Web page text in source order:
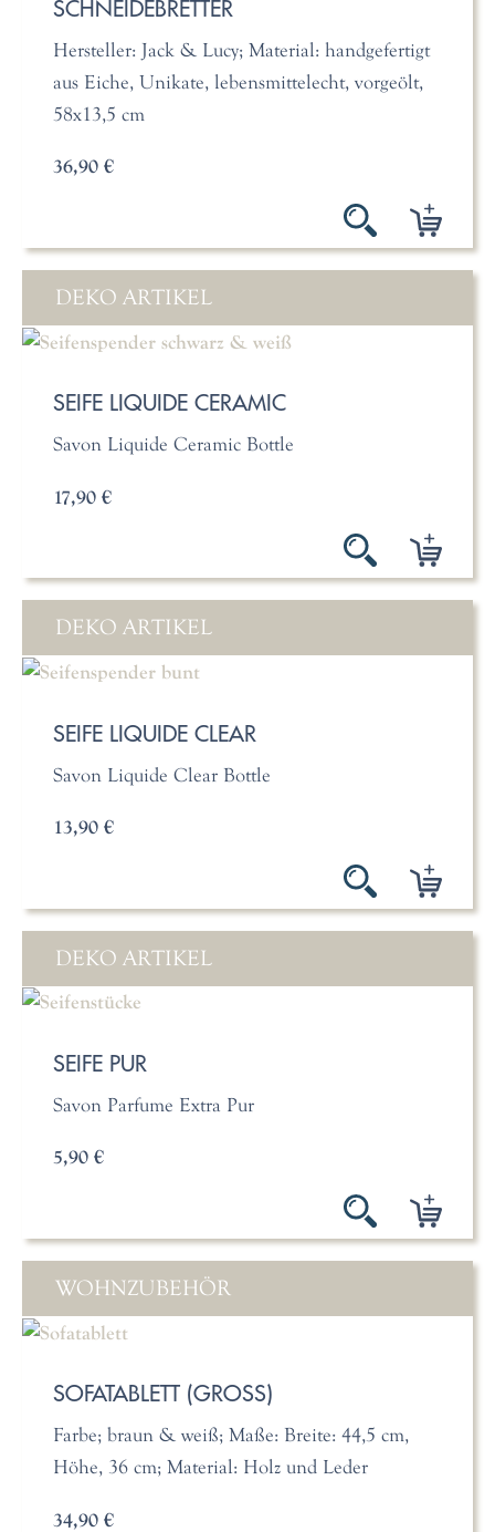
SCHNEIDEBRETTER
Hersteller: Jack & Lucy; Material: handgefertigt
aus Eiche, Unikate, lebensmittelecht, vorgeölt,
58x13,5 cm
36,90 €
DEKO ARTIKEL
SEIFE LIQUIDE CERAMIC
Savon Liquide Ceramic Bottle
17,90 €
DEKO ARTIKEL
SEIFE LIQUIDE CLEAR
Savon Liquide Clear Bottle
13,90 €
DEKO ARTIKEL
SEIFE PUR
Savon Parfume Extra Pur
5,90 €
WOHNZUBEHÖR
SOFATABLETT (GROSS)
Farbe; braun & weiß; Maße: Breite: 44,5 cm,
Höhe, 36 cm; Material: Holz und Leder
34,90 €